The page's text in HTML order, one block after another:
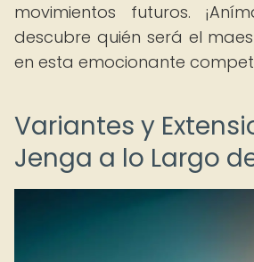
movimientos futuros.
descubre quién será el
en esta emocionante
Variantes y
Jenga a lo Largo